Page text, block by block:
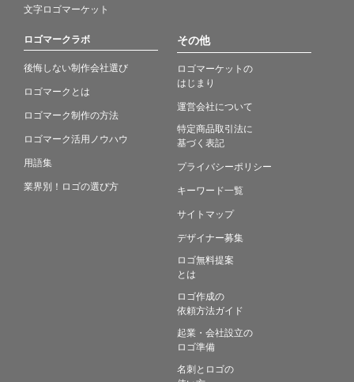
文字ロゴマーケット
ロゴマークラボ
後悔しない制作会社選び
ロゴマークとは
ロゴマーク制作の方法
ロゴマーク活用ノウハウ
用語集
業界別！ロゴの選び方
その他
ロゴマーケットの
はじまり
運営会社について
特定商品取引法に
基づく表記
プライバシーポリシー
キーワード一覧
サイトマップ
デザイナー募集
ロゴ無料提案
とは
ロゴ作成の
依頼方法ガイド
起業・会社設立の
ロゴ準備
名刺とロゴの